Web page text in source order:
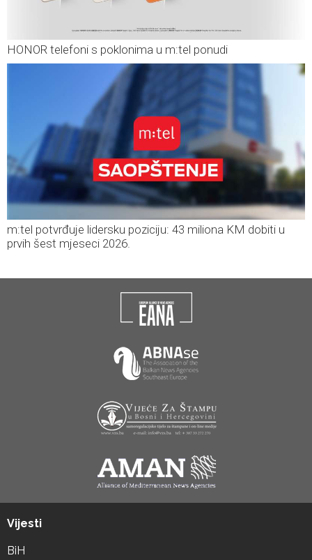
HONOR telefoni s poklonima u m:tel ponudi
m:tel potvrđuje lidersku poziciju: 43 miliona KM dobiti u
prvih šest mjeseci 2026.
Vijesti
BiH